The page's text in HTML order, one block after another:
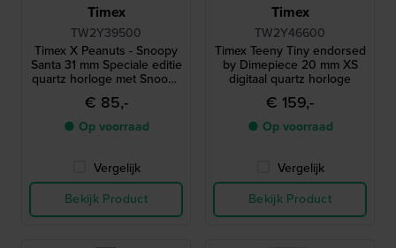
Timex
TW2Y39500
Timex X Peanuts - Snoopy
Santa 31 mm Speciale editie
quartz horloge met Snoopy
wijzerplaat
€ 85,-
● Op voorraad
Vergelijk
Bekijk Product
Timex
TW2Y46600
Timex Teeny Tiny endorsed
by Dimepiece 20 mm XS
digitaal quartz horloge
€ 159,-
● Op voorraad
Vergelijk
Bekijk Product